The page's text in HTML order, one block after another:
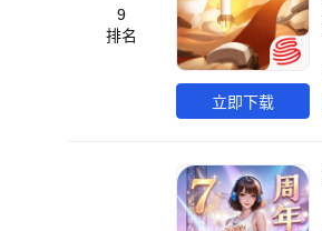
9
排名
立即下载